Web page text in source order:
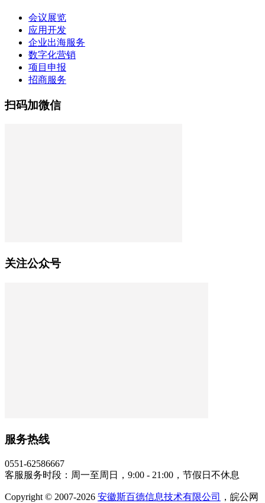
会议展览
应用开发
企业出海服务
数字化营销
项目申报
招商服务
扫码加微信
关注公众号
服务热线
0551-62586667
客服服务时段：周一至周日，9:00 - 21:00，节假日不休息
Copyright © 2007-2026 安徽斯百德信息技术有限公司
，皖公网